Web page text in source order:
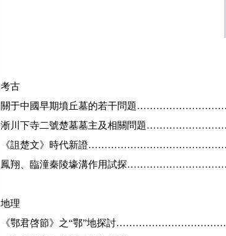
考古
關于中國早期墳丘墓的若干問題
淅川下寺二號楚墓墓主及相關問題
《詛楚文》時代新證
鳳翔、臨潼秦陵壕溝作用試探
地理
《鄂君啓節》之“鄂”地探討